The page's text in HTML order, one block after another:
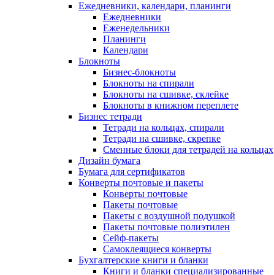
Ежедневники, календари, планинги
Ежедневники
Еженедельники
Планинги
Календари
Блокноты
Бизнес-блокноты
Блокноты на спирали
Блокноты на сшивке, склейке
Блокноты в книжном переплете
Бизнес тетради
Тетради на кольцах, спирали
Тетради на сшивке, скрепке
Сменные блоки для тетрадей на кольцах
Дизайн бумага
Бумага для сертификатов
Конверты почтовые и пакеты
Конверты почтовые
Пакеты почтовые
Пакеты с воздушной подушкой
Пакеты почтовые полиэтилен
Сейф-пакеты
Самоклеящиеся конверты
Бухгалтерские книги и бланки
Книги и бланки специализированные